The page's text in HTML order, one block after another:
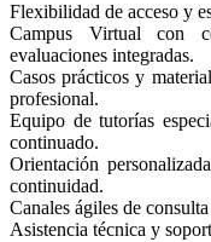
Flexibilidad de acceso y
Campus Virtual con
evaluaciones integradas.
Casos prácticos y
profesional.
Equipo de tutorías
continuado.
Orientación
continuidad.
Canales ágiles de
Asistencia técnica y